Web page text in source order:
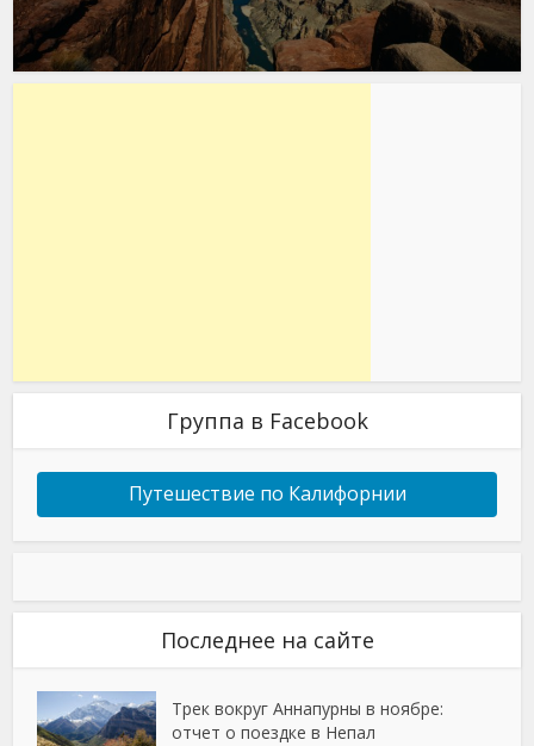
Группа в Facebook
Путешествие по Калифорнии
Последнее на сайте
Трек вокруг Аннапурны в ноябре:
отчет о поездке в Непал